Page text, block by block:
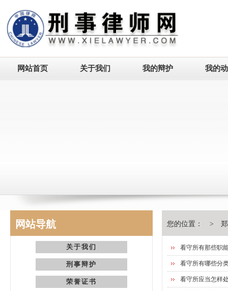
网站首页 关于我们 我的辩护 我的
网站导航
关于我们
刑事辩护
荣誉证书
您的位置： >
看守所有那些职
看守所有哪些分
看守所应当怎样